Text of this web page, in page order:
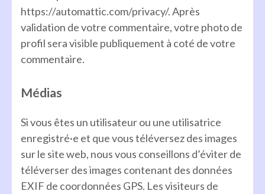
https://automattic.com/privacy/. Après
validation de votre commentaire, votre photo de
profil sera visible publiquement à coté de votre
commentaire.
Médias
Si vous êtes un utilisateur ou une utilisatrice
enregistré·e et que vous téléversez des images
sur le site web, nous vous conseillons d’éviter de
téléverser des images contenant des données
EXIF de coordonnées GPS. Les visiteurs de